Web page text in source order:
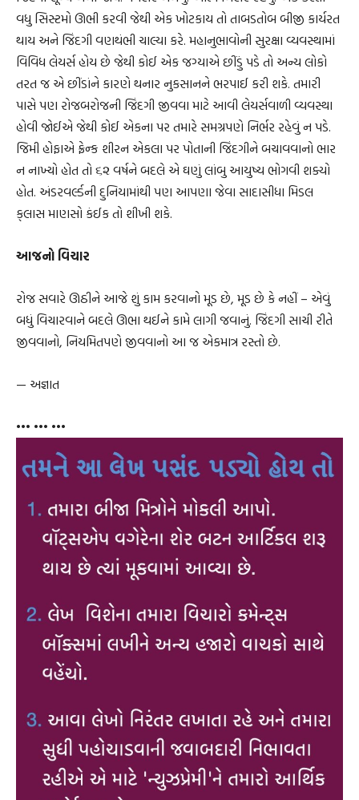
વધુ સિસ્ટમો ઊભી કરવી જેથી એક ખોટકાય તો તાબડતોબ બીજી કાર્યરત
થાય અને જિંદગી વણથંભી ચાલ્યા કરે. મહાનુભાવોની સુરક્ષા વ્યવસ્થામાં
વિવિધ લેયર્સ હોય છે જેથી કોઈ એક જગ્યાએ છીંડું પડે તો અન્ય લોકો
તરત જ એ છીંડાંને કારણે થનાર નુકસાનને ભરપાઈ કરી શકે. તમારી
પાસે પણ રોજબરોજની જિંદગી જીવવા માટે આવી લેયર્સવાળી વ્યવસ્થા
હોવી જોઈએ જેથી કોઈ એકના પર તમારે સમગ્રપણે નિર્ભર રહેવું ન પડે.
જિમી હોફાએ ફ્રેન્ક શીરન એકલા પર પોતાની જિંદગીને બચાવવાનો ભાર
ન નાખ્યો હોત તો ૬૨ વર્ષને બદલે એ ઘણું લાંબુ આયુષ્ય ભોગવી શક્યો
હોત. અંડરવર્લ્ડની દુનિયામાંથી પણ આપણા જેવા સાદાસીધા મિડલ
ક્‌લાસ માણસો કંઈક તો શીખી શકે.
આજનો વિચાર
રોજ સવારે ઊઠીને આજે શું કામ કરવાનો મૂડ છે, મૂડ છે કે નહીં – એવું
બધું વિચારવાને બદલે ઊભા થઈને કામે લાગી જવાનું. જિંદગી સાચી રીતે
જીવવાનો, નિયમિતપણે જીવવાનો આ જ એકમાત્ર રસ્તો છે.
— અજ્ઞાત
••• ••• •••